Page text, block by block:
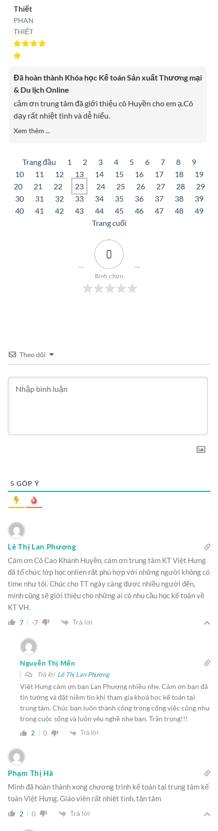
Thiết
PHAN
THIẾT
Đã hoàn thành Khóa học Kế toán Sản xuất Thương mại
& Du lịch Online
cảm ơn trung tâm đã giới thiệu cô Huyền cho em ạ.Cô
dạy rất nhiệt tình và dễ hiểu.
Xem thêm ...
Trang đầu 1 2 3 4 5 6 7 8
9
10
11 12 13 14 15 16 17 18
19
20
21 22 23 24 25 26 27 28
29
30
31 32 33 34 35 36 37 38
39
40
41 42 43 44 45 46 47 48
49
Trang cuối
0
Bình chọn
Theo dõi
5 GÓP Ý
Lê Thị Lan Phương
Cám ơn Cô Cao Khánh Huyền, cám ơn trung tâm KT Việt Hưng
đã tổ chức lớp học onlien rất phù hợp với những người không có
time như tôi. Chúc cho TT ngày càng được nhiều người đến,
mình cũng sẽ giới thiệu cho những ai có nhu cầu học kế toán về
KT VH.
7 -7 Trả lời
Nguyễn Thị Mến
Trả lời Lê Thị Lan Phương
Việt Hưng cảm ơn bạn Lan Phương nhiều nhe. Cảm ơn bạn đã
tin tưởng và đặt niềm tin khi tham gia khoá học kế toán tại
trung tâm. Chúc bạn luôn thành công trong công việc cũng như
trong cuộc sống và luôn yêu nghề nhe bạn. Trân trọng!!!
2 0 Trả lời
Phạm Thị Hà
Mình đã hoàn thành xong chương trình kế toán tại trung tâm kế
toán Việt Hưng. Giáo viên rất nhiệt tình, tận tâm
2 0 Trả lời